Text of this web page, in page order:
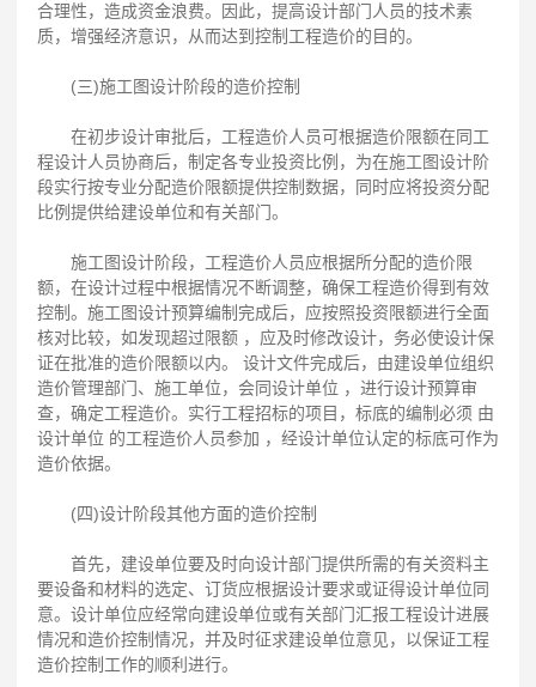
合理性，造成资金浪费。因此，提高设计部门人员的技术素
质，增强经济意识，从而达到控制工程造价的目的。
(三)施工图设计阶段的造价控制
在初步设计审批后，工程造价人员可根据造价限额在同工
程设计人员协商后，制定各专业投资比例，为在施工图设计阶
段实行按专业分配造价限额提供控制数据，同时应将投资分配
比例提供给建设单位和有关部门。
施工图设计阶段，工程造价人员应根据所分配的造价限
额，在设计过程中根据情况不断调整，确保工程造价得到有效
控制。施工图设计预算编制完成后，应按照投资限额进行全面
核对比较，如发现超过限额 ，应及时修改设计，务必使设计保
证在批准的造价限额以内。 设计文件完成后，由建设单位组织
造价管理部门、施工单位，会同设计单位 ，进行设计预算审
查，确定工程造价。实行工程招标的项目，标底的编制必须 由
设计单位 的工程造价人员参加 ，经设计单位认定的标底可作为
造价依据。
(四)设计阶段其他方面的造价控制
首先，建设单位要及时向设计部门提供所需的有关资料主
要设备和材料的选定、订货应根据设计要求或证得设计单位同
意。设计单位应经常向建设单位或有关部门汇报工程设计进展
情况和造价控制情况，并及时征求建设单位意见，以保证工程
造价控制工作的顺利进行。